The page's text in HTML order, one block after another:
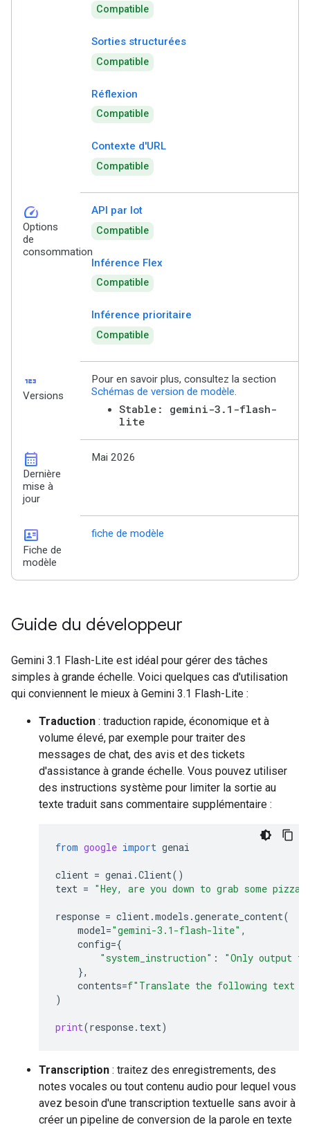
Compatible
Sorties structurées
Compatible
Réflexion
Compatible
Contexte d'URL
Compatible
speed
Options
de
consommation
API par lot
Compatible
Inférence Flex
Compatible
Inférence prioritaire
Compatible
123
Versions
Pour en savoir plus, consultez la section
Schémas de version de modèle.
Stable: gemini-3.1-flash-
lite
calendar_month
Dernière
mise à
jour
Mai 2026
id_card
Fiche de
modèle
fiche de modèle
Guide du développeur
Gemini 3.1 Flash-Lite est idéal pour gérer des tâches
simples à grande échelle. Voici quelques cas d'utilisation
qui conviennent le mieux à Gemini 3.1 Flash-Lite :
Traduction : traduction rapide, économique et à
volume élevé, par exemple pour traiter des
messages de chat, des avis et des tickets
d'assistance à grande échelle. Vous pouvez utiliser
des instructions système pour limiter la sortie au
texte traduit sans commentaire supplémentaire :
from google import genai
client = genai .Client()
text = "Hey, are you down to grab some
response = client.models .generate_content(
model="gemini-3.1-flash-lite" ,
config={
"system_instruction" :
"Only output
},
contents=f"Translate the following text
)
print(response. text)
Transcription : traitez des enregistrements, des
notes vocales ou tout contenu audio pour lequel vous
avez besoin d'une transcription textuelle sans avoir à
créer un pipeline de conversion de la parole en texte